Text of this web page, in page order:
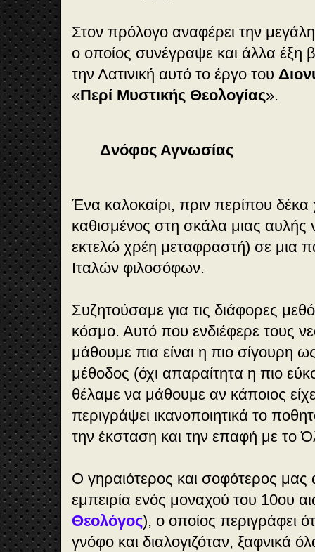
Στον πρόλογο αναφέρει την
ο οποίος συνέγραψε και άλλα έξη
την Λατινική αυτό το έργο του
«Περί Μυστικής Θεολογίας».
Δνόφος Αγνωσίας
Ένα καλοκαίρι, πριν περίπου
καθισμένος στη σκάλα μιας αυλής
εκτελώ χρέη μεταφραστή) σε μια
Ιταλών φιλοσόφων.
Συζητούσαμε για τις διάφορες
κόσμο. Αυτό που ενδιέφερε τους
μάθουμε πια είναι η πιο σίγουρη
μέθοδος (όχι απαραίτητα η πιο
θέλαμε να μάθουμε αν κάποιος
περιγράψει ικανοποιητικά το
την έκσταση και την επαφή με το
Ο γηραιότερος και σοφότερος μας
εμπειρία ενός μοναχού του 10ου
Θεολόγος), ο οποίος περιγράφει
γνόφο και διαλογιζόταν, ξαφνικά